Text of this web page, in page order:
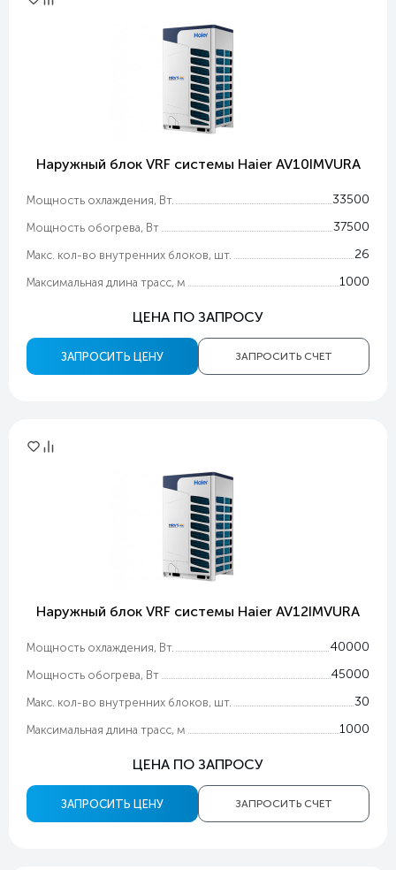
Наружный блок VRF системы Haier AV10IMVURA
Мощность охлаждения, Вт. 33500
Мощность обогрева, Вт 37500
Макс. кол-во внутренних блоков, шт. 26
Максимальная длина трасс, м 1000
ЦЕНА ПО ЗАПРОСУ
ЗАПРОСИТЬ СЧЕТ
ЗАПРОСИТЬ ЦЕНУ
Наружный блок VRF системы Haier AV12IMVURA
Мощность охлаждения, Вт. 40000
Мощность обогрева, Вт 45000
Макс. кол-во внутренних блоков, шт. 30
Максимальная длина трасс, м 1000
ЦЕНА ПО ЗАПРОСУ
ЗАПРОСИТЬ СЧЕТ
ЗАПРОСИТЬ ЦЕНУ